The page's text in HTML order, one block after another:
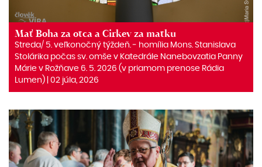
Mať Boha za otca a Cirkev za matku
Streda/ 5. veľkonočný týždeň. ‒ homília Mons. Stanislava
Stolárika počas sv. omše v Katedrále Nanebovzatia Panny
Márie v Rožňave 6. 5. 2026 (v priamom prenose Rádia
Lumen) | 02 júla, 2026